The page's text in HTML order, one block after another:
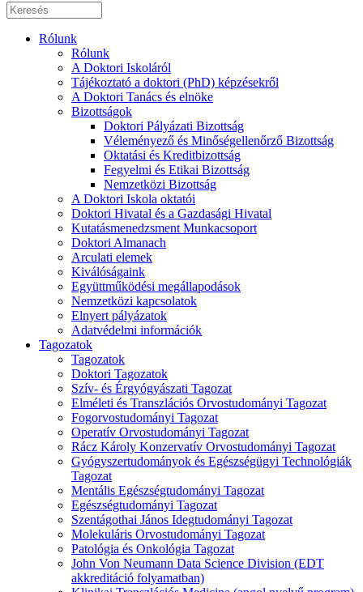
Rólunk
Rólunk
A Doktori Iskoláról
Tájékoztató a doktori (PhD) képzésekről
A Doktori Tanács és elnöke
Bizottságok
Doktori Pályázati Bizottság
Véleményező és Minőségellenőrző Bizottság
Oktatási és Kreditbizottság
Fegyelmi és Etikai Bizottság
Nemzetközi Bizottság
A Doktori Iskola oktatói
Doktori Hivatal és a Gazdasági Hivatal
Kutatásmenedzsment Munkacsoport
Doktori Almanach
Arculati elemek
Kiválóságaink
Együttműködési megállapodások
Nemzetközi kapcsolatok
Elnyert pályázatok
Adatvédelmi információk
Tagozatok
Tagozatok
Doktori Tagozatok
Szív- és Érgyógyászati Tagozat
Elméleti és Transzlációs Orvostudományi Tagozat
Fogorvostudományi Tagozat
Operatív Orvostudományi Tagozat
Rácz Károly Konzervatív Orvostudományi Tagozat
Gyógyszertudományok és Egészségügyi Technológiák
Tagozat
Mentális Egészségtudományi Tagozat
Egészségtudományi Tagozat
Szentágothai János Idegtudományi Tagozat
Molekuláris Orvostudományi Tagozat
Patológia és Onkológia Tagozat
John Von Neumann Data Science Division (EDT
akkreditáció folyamatban)